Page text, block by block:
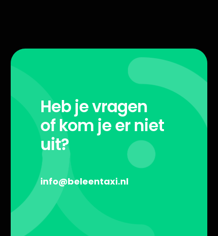
Heb je vragen
of kom je er niet
uit?
info@beleentaxi.nl